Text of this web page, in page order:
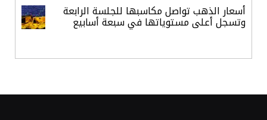
أسعار الذهب تواصل مكاسبها للجلسة الرابعة
وتسجل أعلى مستوياتها في سبعة أسابيع